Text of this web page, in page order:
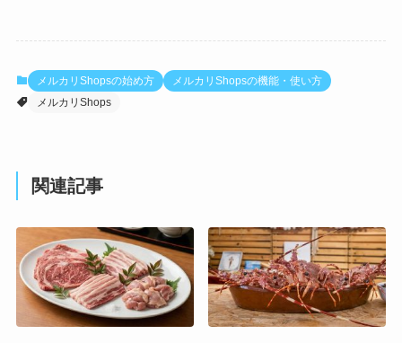
メルカリShopsの始め方
メルカリShopsの機能・使い方
メルカリShops
関連記事